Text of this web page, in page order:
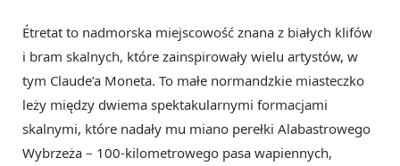
Étretat to nadmorska miejscowość znana z białych klifów
i bram skalnych, które zainspirowały wielu artystów, w
tym Claude’a Moneta. To małe normandzkie miasteczko
leży między dwiema spektakularnymi formacjami
skalnymi, które nadały mu miano perełki Alabastrowego
Wybrzeża – 100-kilometrowego pasa wapiennych,